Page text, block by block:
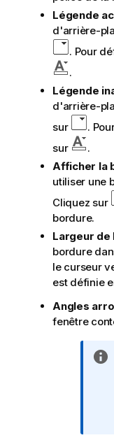
Légende
d'arrière-
. Pour
.
Légende
d'arrière-
sur
.
sur
.
Afficher la
utiliser une
Cliquez sur
bordure.
Largeur de
bordure
le curseur
est définie
Angles
fenêtre